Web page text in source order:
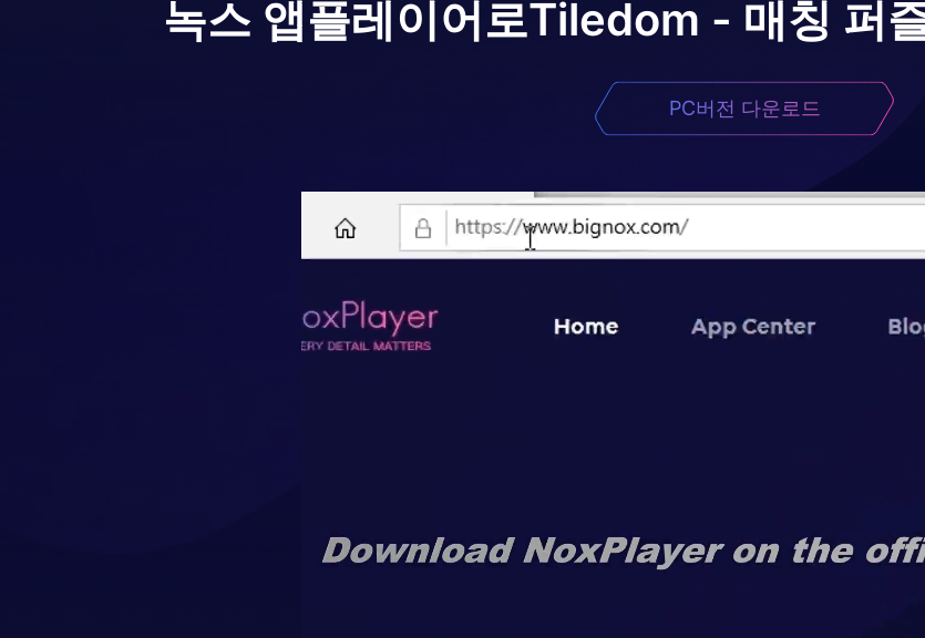
녹스 앱플레이어로Tiledom - 매칭 퍼
PC버전 다운로드